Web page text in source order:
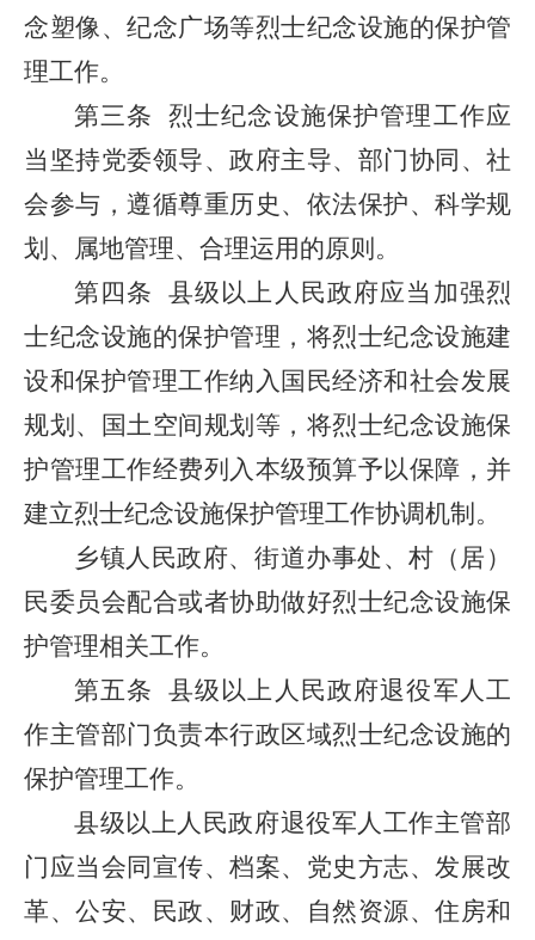
念塑像、纪念广场等烈士纪念设施的保护管
理工作。
第三条 烈士纪念设施保护管理工作应
当坚持党委领导、政府主导、部门协同、社
会参与，遵循尊重历史、依法保护、科学规
划、属地管理、合理运用的原则。
第四条 县级以上人民政府应当加强烈
士纪念设施的保护管理，将烈士纪念设施建
设和保护管理工作纳入国民经济和社会发展
规划、国土空间规划等，将烈士纪念设施保
护管理工作经费列入本级预算予以保障，并
建立烈士纪念设施保护管理工作协调机制。
乡镇人民政府、街道办事处、村（居）
民委员会配合或者协助做好烈士纪念设施保
护管理相关工作。
第五条 县级以上人民政府退役军人工
作主管部门负责本行政区域烈士纪念设施的
保护管理工作。
县级以上人民政府退役军人工作主管部
门应当会同宣传、档案、党史方志、发展改
革、公安、民政、财政、自然资源、住房和